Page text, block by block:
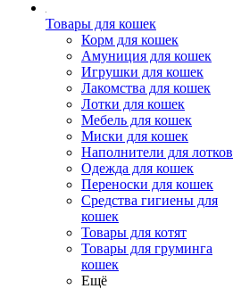
Товары для кошек
Корм для кошек
Амуниция для кошек
Игрушки для кошек
Лакомства для кошек
Лотки для кошек
Мебель для кошек
Миски для кошек
Наполнители для лотков
Одежда для кошек
Переноски для кошек
Средства гигиены для
кошек
Товары для котят
Товары для груминга
кошек
Ещё